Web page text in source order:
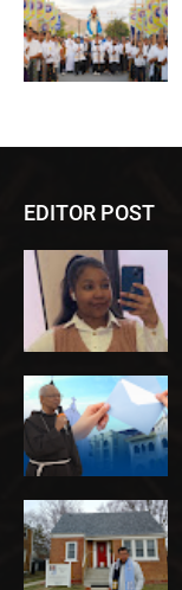
EDITOR POST